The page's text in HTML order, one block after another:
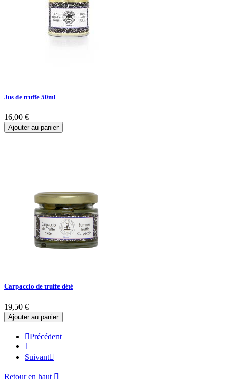
Jus de truffe 50ml
16,00 €
Ajouter au panier
Carpaccio de truffe dété
19,50 €
Ajouter au panier
Précédent
1
Suivant
Retour en haut 